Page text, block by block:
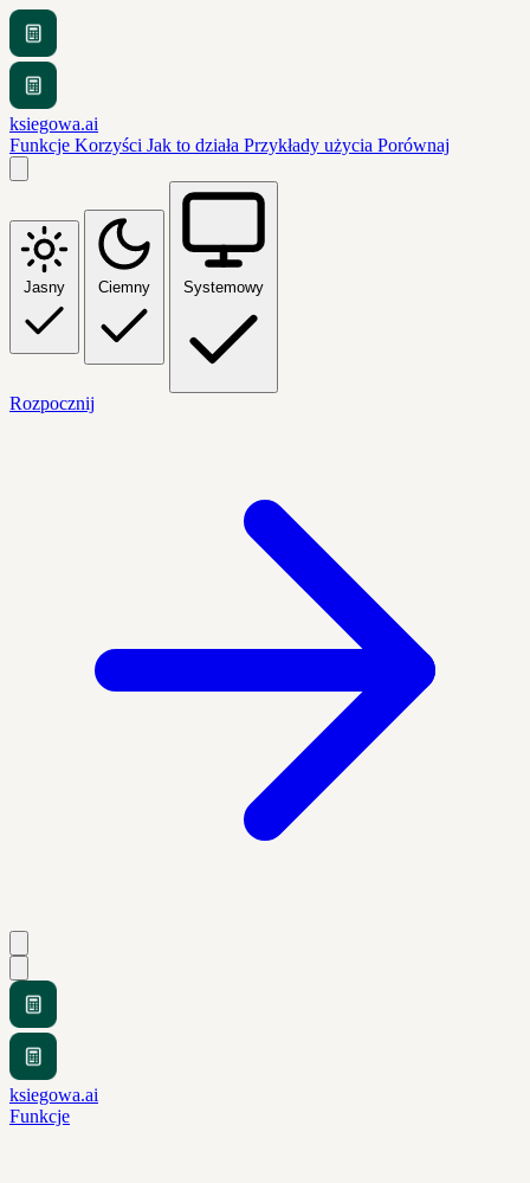
ksiegowa.ai
Funkcje Korzyści Jak to działa Przykłady użycia Porównaj
Jasny Ciemny Systemowy
Rozpocznij
ksiegowa.ai
Funkcje